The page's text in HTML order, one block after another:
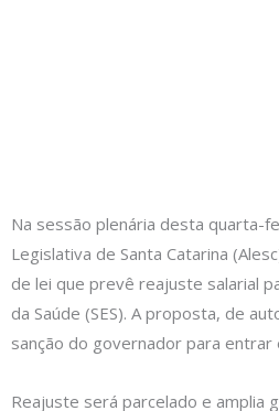
Na sessão plenária desta quarta-
Legislativa de Santa Catarina
de lei que prevê reajuste salarial
da Saúde (SES). A proposta, de
sanção do governador para entrar
Reajuste será parcelado e amplia